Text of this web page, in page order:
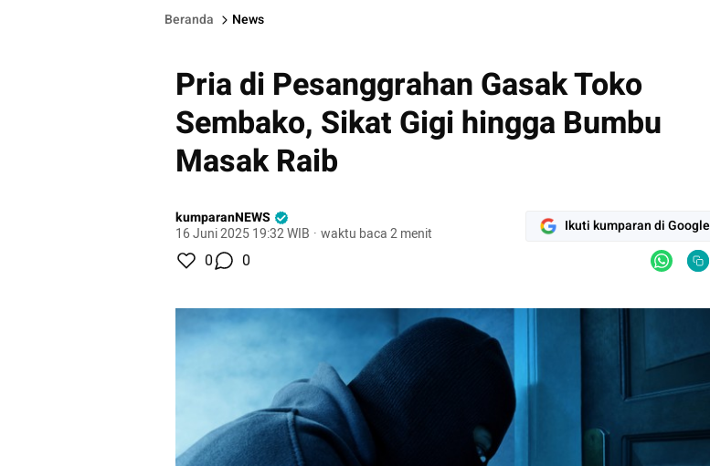
Beranda News
Pria di Pesanggrahan Gasak Toko
Sembako, Sikat Gigi hingga Bumbu
Masak Raib
kumparanNEWS
16 Juni 2025 19:32 WIB · waktu baca 2 menit Ikuti kumparan di Google
0 0